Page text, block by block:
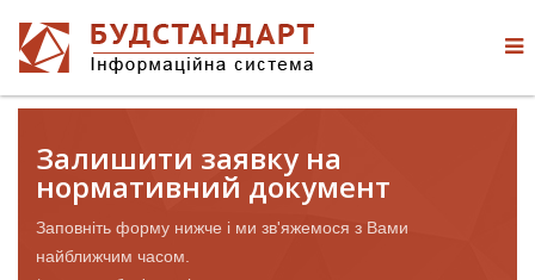
Залишити заявку на
нормативний документ
Заповніть форму нижче і ми зв'яжемося з Вами
найближчим часом.